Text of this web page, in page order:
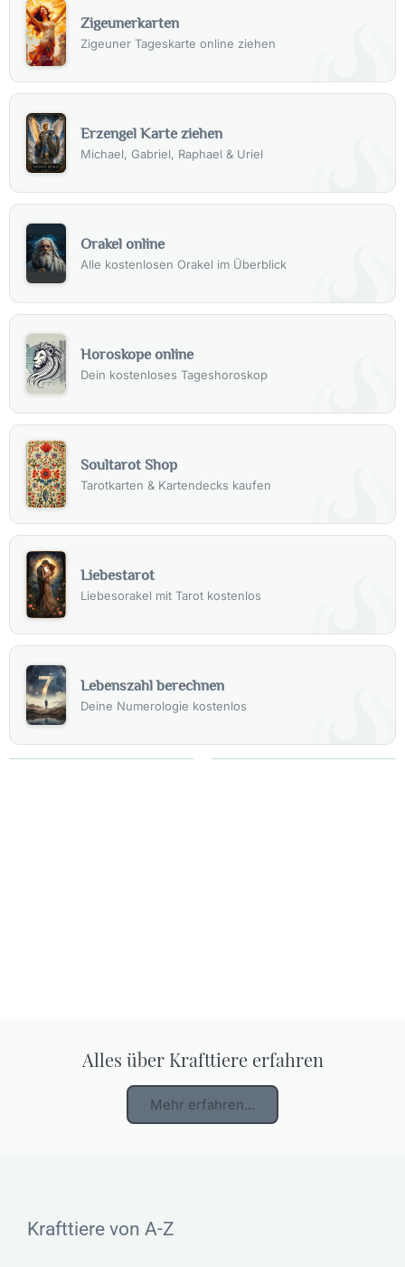
Zigeunerkarten
Zigeuner Tageskarte online ziehen
Erzengel Karte ziehen
Michael, Gabriel, Raphael & Uriel
Orakel online
Alle kostenlosen Orakel im Überblick
Horoskope online
Dein kostenloses Tageshoroskop
Soultarot Shop
Tarotkarten & Kartendecks kaufen
Liebestarot
Liebesorakel mit Tarot kostenlos
Lebenszahl berechnen
Deine Numerologie kostenlos
Alles über Krafttiere erfahren
Mehr erfahren...
Krafttiere von A-Z